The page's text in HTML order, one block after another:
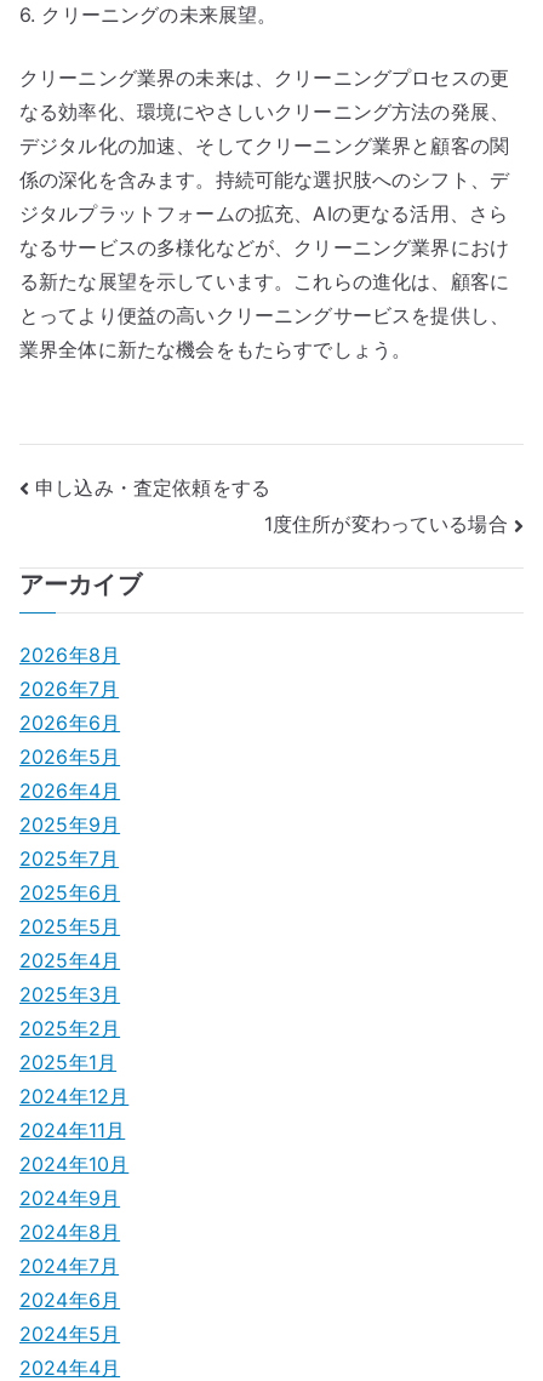
6. クリーニングの未来展望。
クリーニング業界の未来は、クリーニングプロセスの更
なる効率化、環境にやさしいクリーニング方法の発展、
デジタル化の加速、そしてクリーニング業界と顧客の関
係の深化を含みます。持続可能な選択肢へのシフト、デ
ジタルプラットフォームの拡充、AIの更なる活用、さら
なるサービスの多様化などが、クリーニング業界におけ
る新たな展望を示しています。これらの進化は、顧客に
とってより便益の高いクリーニングサービスを提供し、
業界全体に新たな機会をもたらすでしょう。
投
ナ
ビ
ゲ
ー
シ
ョ
ン
申し込み・査定依頼をする
1度住所が変わっている場合
アーカイブ
2026年8月
2026年7月
2026年6月
2026年5月
2026年4月
2025年9月
2025年7月
2025年6月
2025年5月
2025年4月
2025年3月
2025年2月
2025年1月
2024年12月
2024年11月
2024年10月
2024年9月
2024年8月
2024年7月
2024年6月
2024年5月
2024年4月